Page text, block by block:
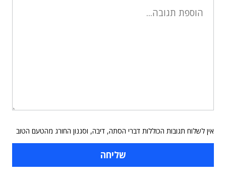
אין לשלוח תגובות הכוללות דברי הסתה, דיבה, וסגנון החורג מהטעם הטוב